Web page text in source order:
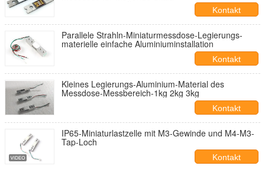
Kontakt
Parallele Strahln-Miniaturmessdose-Legierungs-
materielle einfache Aluminiuminstallation
Kontakt
Kleines Legierungs-Aluminium-Material des
Messdose-Messbereich-1kg 2kg 3kg
Kontakt
IP65-Miniaturlastzelle mit M3-Gewinde und M4-M3-
Tap-Loch
Kontakt